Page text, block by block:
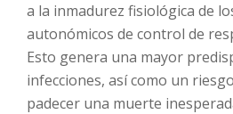
a la inmadurez fisiológica de
autonómicos de control de
Esto genera una mayor
infecciones, así como un
padecer una muerte